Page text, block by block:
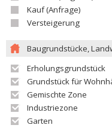
Kauf (Anfrage)
Versteigerung
Baugrundstücke,
Erholungsgrundstück
Grundstück für
Gemischte Zone
Industriezone
Garten